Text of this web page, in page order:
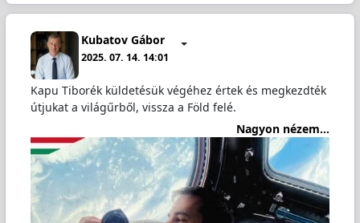
Kubatov Gábor
2025. 07. 14. 14:01
Kapu Tiborék küldetésük végéhez értek és megkezdték
útjukat a világűrből, vissza a Föld felé.
Nagyon nézem...